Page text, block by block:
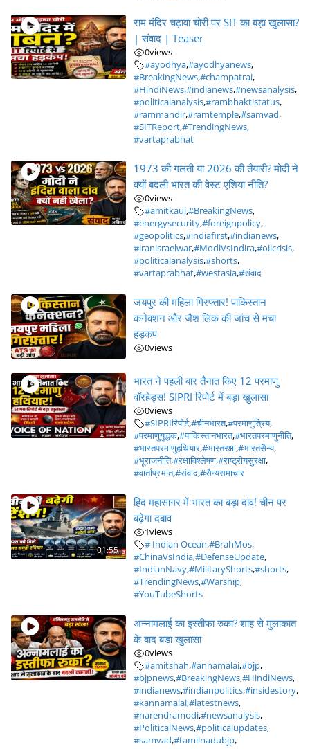
राम मंदिर चढ़ावा चोरी पर SIT का बड़ा खुलासा?
| संवाद | Teaser
0views
#ayodhya,#ayodhyanews,
#BreakingNews,#champatrai,
#HindiNews,#indianews,#newsanalysis,
#politicalanalysis,#rambhaktistatus,
#rammandir,#ramtemple,#samvad,
#SITReport,#TrendingNews,
#vartaprabhat
1973 की गलती या 2026 की तैयारी? मोदी ने
क्यों बदली भारत की वेस्ट एशिया नीति?
0views
#amitkaul,#BreakingNews,
#energysecurity,#foreignpolicy,
#geopolitics,#indiafirst,#indianews,
#iranisraelwar,#ModiVsIndira,#oilcrisis,
#politicalanalysis,#shorts,
#vartaprabhat,#westasia,#संवाद
जयपुर की महिला गिरफ्तार! पाकिस्तान
कनेक्शन और जैश लिंक की जांच से मचा
हड़कंप
0views
भारत ने पहली बार तैनात किए 12 परमाणु
वॉरहेड्स! SIPRI रिपोर्ट में बड़ा खुलासा
0views
#SIPRIरिपोर्ट,#चीनभारत,#परमाणुत्रिय,
#परमाणुयुद्धक,#पाकिस्तानभारत,#भारतपरमाणुनीति,
#भारतपरमाणुहथियार,#भारतरक्षा,#भारतसैन्य,
#भूराजनीति,#रक्षाविश्लेषण,#राष्ट्रीयसुरक्षा,
#वार्ताप्रभात,#संवाद,#सैन्यसमाचार
01:55
हिंद महासागर में भारत का बड़ा दांव! चीन पर
बढ़ेगा दबाव
1views
# Indian Ocean,#BrahMos,
#ChinaVsIndia,#DefenseUpdate,
#IndianNavy,#MilitaryShorts,#shorts,
#TrendingNews,#Warship,
#YouTubeShorts
अन्नामलाई का इस्तीफा रुका? शाह से मुलाकात
के बाद बड़ा खुलासा
0views
#amitshah,#annamalai,#bjp,
#bjpnews,#BreakingNews,#HindiNews,
#indianews,#indianpolitics,#insidestory,
#kannamalai,#latestnews,
#narendramodi,#newsanalysis,
#PoliticalNews,#politicalupdates,
#samvad,#tamilnadubjp,